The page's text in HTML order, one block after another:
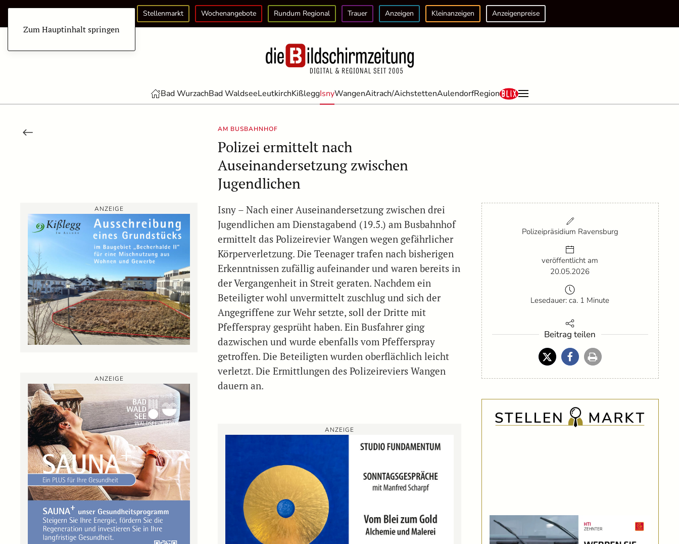
Zum Hauptinhalt springen
Stellenmarkt Wochenangebote Rundum Regional Trauer Anzeigen Kleinanzeigen Anzeigenpreise
Bad WurzachBad WaldseeLeutkirchKißleggIsnyWangenAitrach/AichstettenAulendorfRegion
AM BUSBAHNHOF
Polizei ermittelt nach
Auseinandersetzung zwischen
Jugendlichen
ANZEIGE
ANZEIGE
Isny – Nach einer Auseinandersetzung zwischen drei
Jugendlichen am Dienstagabend (19.5.) am Busbahnhof
ermittelt das Polizeirevier Wangen wegen gefährlicher
Körperverletzung. Die Teenager trafen nach bisherigen
Erkenntnissen zufällig aufeinander und waren bereits in
der Vergangenheit in Streit geraten. Nachdem ein
Beteiligter wohl unvermittelt zuschlug und sich der
Angegriffene zur Wehr setzte, soll der Dritte mit
Pfefferspray gesprüht haben. Ein Busfahrer ging
dazwischen und wurde ebenfalls vom Pfefferspray
getroffen. Die Beteiligten wurden oberflächlich leicht
verletzt. Die Ermittlungen des Polizeireviers Wangen
dauern an.
ANZEIGE
Polizeipräsidium Ravensburg
veröffentlicht am
20.05.2026
Lesedauer: ca. 1 Minute
Beitrag teilen